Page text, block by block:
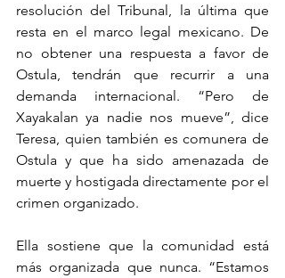
resolución del Tribunal, la última que
resta en el marco legal mexicano. De
no obtener una respuesta a favor de
Ostula, tendrán que recurrir a una
demanda internacional. “Pero de
Xayakalan ya nadie nos mueve”, dice
Teresa, quien también es comunera de
Ostula y que ha sido amenazada de
muerte y hostigada directamente por el
crimen organizado.
Ella sostiene que la comunidad está
más organizada que nunca. “Estamos